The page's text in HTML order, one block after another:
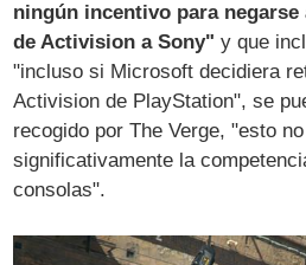
ningún incentivo para
de Activision a Sony" y que
"incluso si Microsoft decidiera
Activision de PlayStation", se
recogido por The Verge, "esto
significativamente la
consolas".